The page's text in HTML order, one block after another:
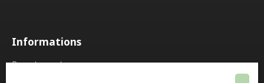
Informations
Recrutement